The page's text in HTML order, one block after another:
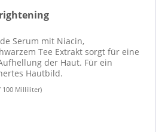
Serum mit Niacin,
Tee Extrakt sorgt für eine
der Haut. Für ein
Hautbild.
100 Milliliter)